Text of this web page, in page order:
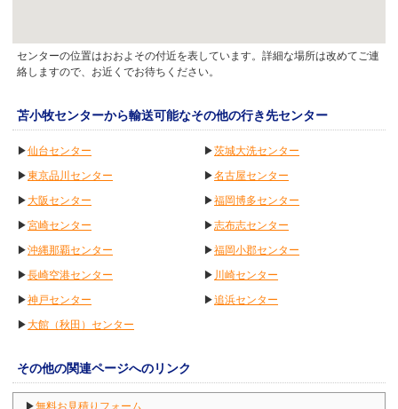
センターの位置はおおよその付近を表しています。詳細な場所は改めてご連
絡しますので、お近くでお待ちください。
苫小牧センターから輸送可能なその他の行き先センター
▶仙台センター ▶茨城大洗センター
▶東京品川センター ▶名古屋センター
▶大阪センター ▶福岡博多センター
▶宮崎センター ▶志布志センター
▶沖縄那覇センター ▶福岡小郡センター
▶長崎空港センター ▶ 川崎センター
▶神戸センター ▶追浜センター
▶大館（秋田）センター
その他の関連ページへのリンク